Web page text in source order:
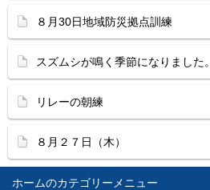
ホーム
８月30日地域防災拠点訓練
スズムシが鳴く季節になりました。
リレーの朝練
８月２７日（木）